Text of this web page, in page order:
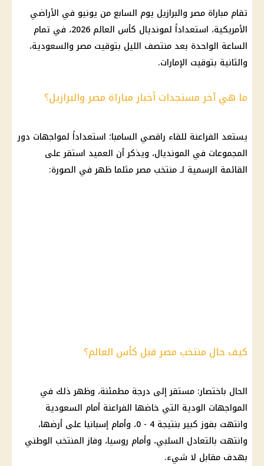
تقام مباراة مصر والبرازيل يوم السابع من يونيو في الأراضي
الأمريكية، استعداداً لمونديال كأس العالم 2026، في تمام
الساعة الواحدة بعد منتصف الليل بتوقيت مصر والسعودية،
والثانية بتوقيت الإمارات.
ما هي آخر مستجدات أخبار مباراة مصر والبرازيل؟
يستعد الفراعنة للقاء راقصي السامبا؛ استعداداً لمواجهات دور
المجموعات في المونديال، ويذكر أن العميد استقر على
القائمة الرسمية لـ منتخب مصر مثلما ظهر في الصورة:
كيف حال منتخب مصر قبل كأس العالم؟
الحال باختصار: مستقر إلى درجة مطمئنة، وظهر ذلك في
المواجهات الودية التي خاضها الفراعنة أمام السعودية
وانتهت بفوز كبير بنتيجة 4 - 0، وأمام إسبانيا على أرضها،
وانتهت بالتعادل السلبي، وأمام روسيا، وفاز المنتخب الوطني
بهدف مقابل لا شيء.